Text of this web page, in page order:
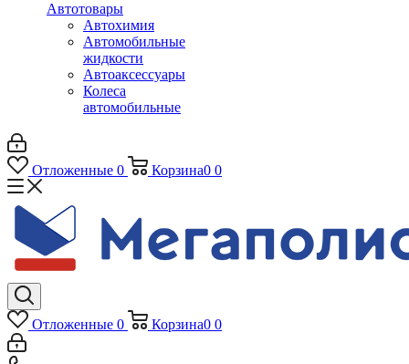
Автотовары
Автохимия
Автомобильные
жидкости
Автоаксессуары
Колеса
автомобильные
Отложенные 0 Корзина0 0
Отложенные 0 Корзина0 0